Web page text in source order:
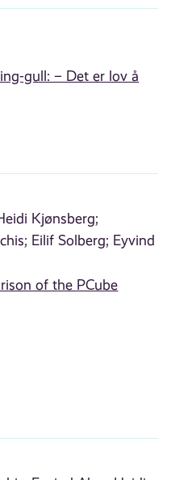
gull: – Det er lov å
Kjønsberg;
Eilif Solberg; Eyvind
of the PCube